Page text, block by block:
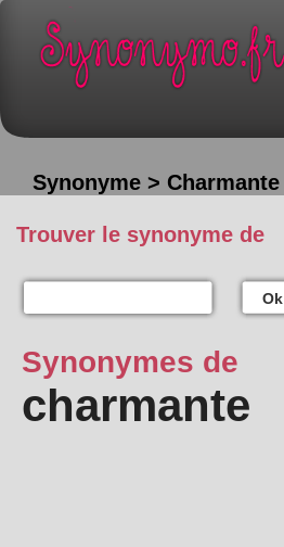
Synonyme > Charmante
Trouver le synonyme de
Ok
Synonymes de
charmante